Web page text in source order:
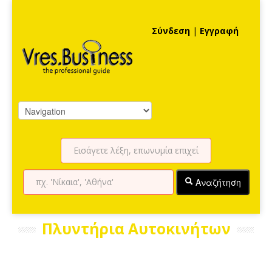
Σύνδεση | Εγγραφή
Αναζήτηση
Πλυντήρια Αυτοκινήτων